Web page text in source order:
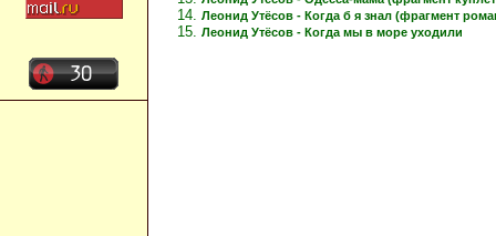
Леонид Утёсов - Когда б я знал (фрагмент
Леонид Утёсов - Когда мы в море уходили